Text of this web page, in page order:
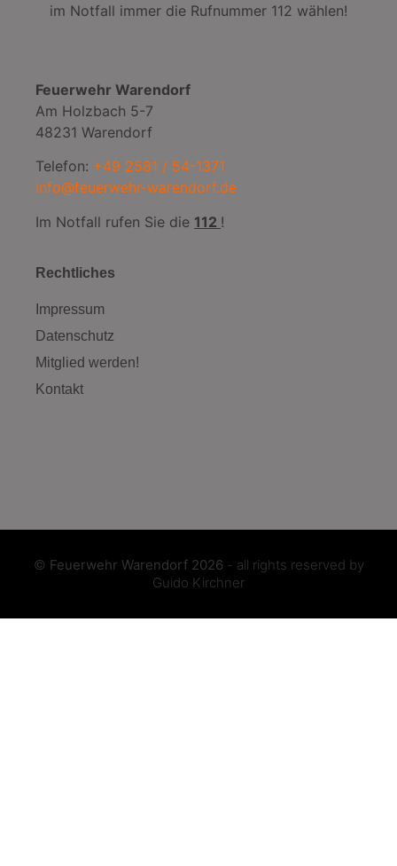
im Notfall immer die Rufnummer 112 wählen!
Feuerwehr Warendorf
Am Holzbach 5-7
48231 Warendorf
Telefon: +49 2581 / 54-1371
info@feuerwehr-warendorf.de
Im Notfall rufen Sie die 112 !
Rechtliches
Impressum
Datenschutz
Mitglied werden!
Kontakt
© Feuerwehr Warendorf 2026 - all rights reserved by
Guido Kirchner